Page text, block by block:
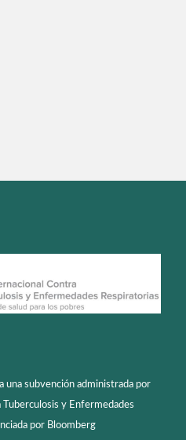
una subvención administrada por
y Enfermedades
por Bloomberg